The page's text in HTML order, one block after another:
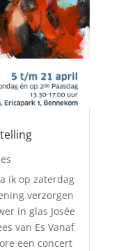
ik op zaterdag
verzorgen
in glas Josée
van Es Vanaf
een concert